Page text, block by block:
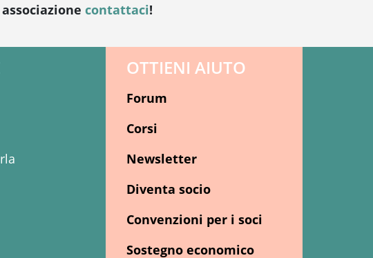
contattaci!
OTTIENI AIUTO
Forum
Corsi
Newsletter
Diventa socio
Convenzioni per i soci
Sostegno economico